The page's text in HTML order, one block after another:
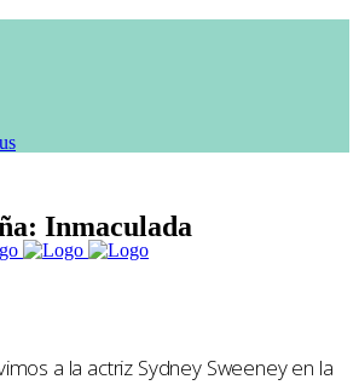
Inmaculada
a la actriz Sydney Sweeney en la